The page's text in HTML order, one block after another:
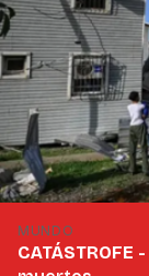
MUNDO
CATÁSTROFE -